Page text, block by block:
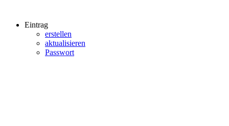
Eintrag
erstellen
aktualisieren
Passwort